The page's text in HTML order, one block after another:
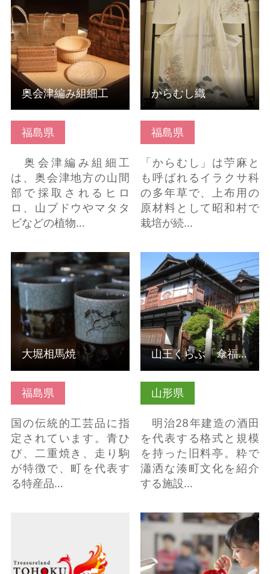
福島県
奥会津編み組細工
は、奥会津地方の山間
部で採取されるヒロ
ロ、山ブドウやマタタ
ビなどの植物…
細はこちら
奥会津編み組細工
福島県
「からむし」は苧麻と
も呼ばれるイラクサ科
の多年草で、上布用の
原材料として昭和村で
栽培が続…
ちら
からむし織
福島県
国の伝統的工芸品に指
定されています。青ひ
び、二重焼き、走り駒
が特徴で、町を代表す
る特産品…
大堀相馬焼 の詳細はこ
ちら
大堀相馬焼
山形県
明治28年建造の酒田
を代表する格式と規模
を持った旧料亭。粋で
瀟洒な湊町文化を紹介
する施設…
山王くらぶ「傘福」展
示と製作体験 の詳細は
こちら
山王くらぶ「傘福」展示と製作体験
赤べこ絵付け体験 の詳
細はこちら